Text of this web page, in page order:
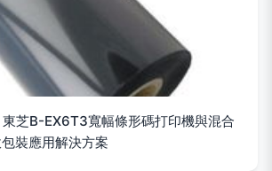
芝B-EX6T3寬幅條形碼打印機與混合
裝應用解決方案